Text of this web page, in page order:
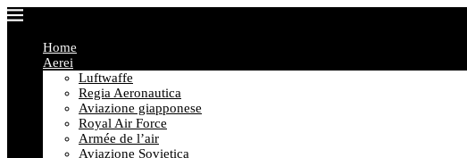
Home
Aerei
Luftwaffe
Regia Aeronautica
Aviazione giapponese
Royal Air Force
Armée de l’air
Aviazione Sovietica